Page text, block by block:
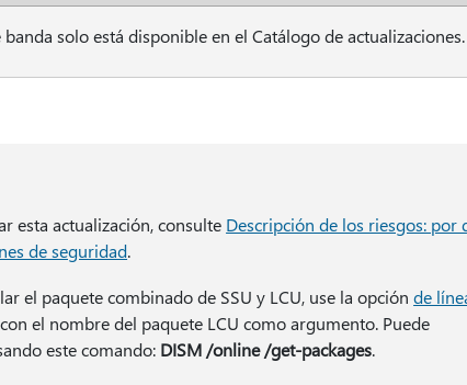
solo está disponible en el Catálogo de actualizaciones.
esta actualización, consulte Descripción de los riesgos: por
de seguridad.
el paquete combinado de SSU y LCU, use la opciónde
con el nombre del paquete LCU como argumento. Puede
este comando: DISM /online /get-packages.